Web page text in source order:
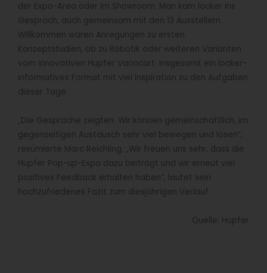
der Expo-Area oder im Showroom: Man kam locker ins
Gespräch, auch gemeinsam mit den 13 Ausstellern.
Willkommen waren Anregungen zu ersten
Konzeptstudien, ob zu Robotik oder weiteren Varianten
vom innovativen Hupfer Variocart. Insgesamt ein locker-
informatives Format mit viel Inspiration zu den Aufgaben
dieser Tage.
„Die Gespräche zeigten: Wir können gemeinschaftlich, im
gegenseitigen Austausch sehr viel bewegen und lösen“,
resümierte Marc Reichling. „Wir freuen uns sehr, dass die
Hupfer Pop-up-Expo dazu beiträgt und wir erneut viel
positives Feedback erhalten haben“, lautet sein
hochzufriedenes Fazit zum diesjährigen Verlauf.
Quelle: Hupfer